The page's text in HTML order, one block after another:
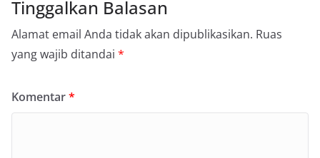
Tinggalkan Balasan
Alamat email Anda tidak akan dipublikasikan. Ruas
yang wajib ditandai *
Komentar*